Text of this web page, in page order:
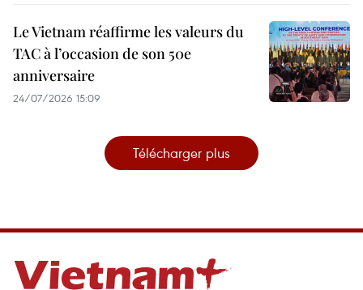
Le Vietnam réaffirme les valeurs du
TAC à l’occasion de son 50e
anniversaire
24/07/2026 15:09
Télécharger plus